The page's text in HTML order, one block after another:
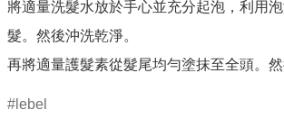
將適量洗髮水放於手心並充分起泡，利用
髮。然後沖洗乾淨。
lebel